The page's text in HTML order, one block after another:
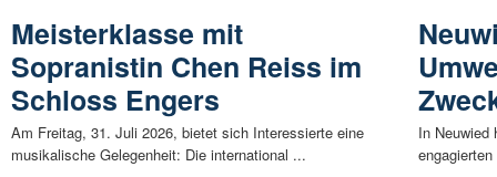
Meisterklasse mit
Sopranistin Chen Reiss im
Schloss Engers
Am Freitag, 31. Juli 2026, bietet sich Interessierte eine
musikalische Gelegenheit: Die international ...
In Neuwied